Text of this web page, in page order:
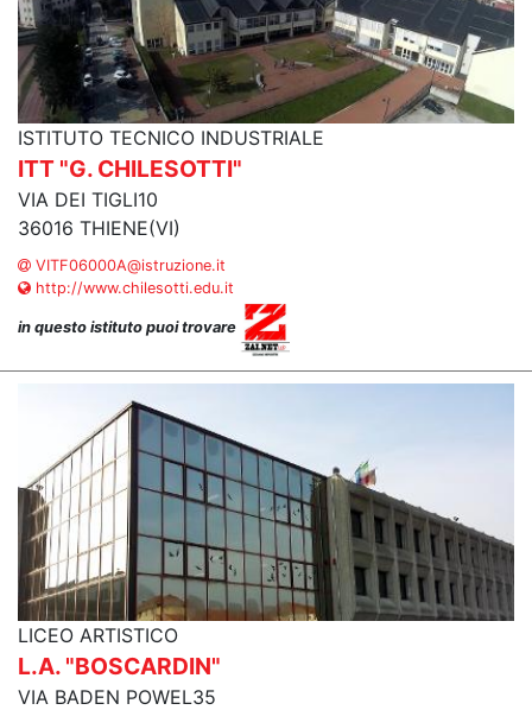
ISTITUTO TECNICO INDUSTRIALE
ITT "G. CHILESOTTI"
VIA DEI TIGLI10
36016 THIENE(VI)
VITF06000A@istruzione.it
http://www.chilesotti.edu.it
in questo istituto puoi trovare
LICEO ARTISTICO
L.A. "BOSCARDIN"
VIA BADEN POWEL35